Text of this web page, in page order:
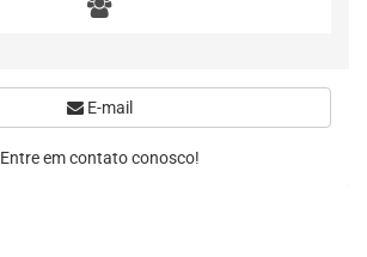
E-mail
Entre em contato conosco!